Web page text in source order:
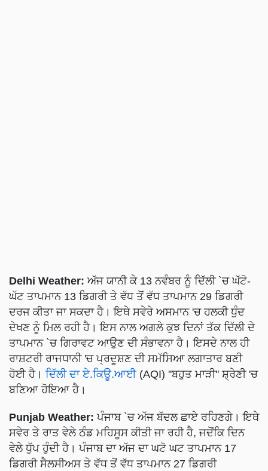
Delhi Weather: ਅੱਜ ਯਾਨੀ ਕੇ 13 ਨਵੰਬਰ ਨੂੰ ਦਿੱਲੀ `ਚ ਘੱਟੋ-
ਘੱਟ ਤਾਪਮਾਨ 13 ਡਿਗਰੀ ਤੇ ਵੱਧ ਤੋਂ ਵੱਧ ਤਾਪਮਾਨ 29 ਡਿਗਰੀ
ਦਰਜ ਕੀਤਾ ਜਾ ਸਕਦਾ ਹੈ। ਇਥੇ ਸਵੇਰੇ ਅਸਮਾਨ 'ਚ ਹਲਕੀ ਧੁੰਦ
ਦੇਖਣ ਨੂੰ ਮਿਲ ਰਹੀ ਹੈ। ਇਸ ਨਾਲ ਅਗਲੇ ਕੁਝ ਦਿਨਾਂ ਤੱਕ ਦਿੱਲੀ ਦੇ
ਤਾਪਮਾਨ `ਚ ਗਿਰਾਵਟ ਆਉਣ ਦੀ ਸੰਭਾਵਨਾ ਹੈ। ਇਸਦੇ ਨਾਲ ਹੀ
ਰਾਸ਼ਟਰੀ ਰਾਜਧਾਨੀ 'ਚ ਪ੍ਰਦੂਸ਼ਣ ਦੀ ਸਮੱਸਿਆ ਲਗਾਤਾਰ ਬਣੀ
ਹੋਈ ਹੈ। ਦਿੱਲੀ ਦਾ ਏ.ਕਿਊ.ਆਈ (AQI) ''ਬਹੁਤ ਮਾੜੀ'' ਸ਼੍ਰੇਣੀ 'ਚ
ਬਣਿਆ ਹੋਇਆ ਹੈ।
Punjab Weather: ਪੰਜਾਬ `ਚ ਅੱਜ ਬੱਦਲ ਛਾਏ ਰਹਿਣਗੇ। ਇਥੇ
ਸਵੇਰ ਤੇ ਰਾਤ ਵੇਲੇ ਠੰਡ ਮਹਿਸੂਸ ਕੀਤੀ ਜਾ ਰਹੀ ਹੈ, ਜਦੋਂਕਿ ਦਿਨ
ਵੇਲੇ ਧੁੱਪ ਹੁੰਦੀ ਹੈ। ਪੰਜਾਬ ਦਾ ਅੱਜ ਦਾ ਘਟੋ ਘਟ ਤਾਪਮਾਨ 17
ਡਿਗਰੀ ਸੈਲਸੀਅਸ ਤੇ ਵੱਧ ਤੋਂ ਵੱਧ ਤਾਪਮਾਨ 27 ਡਿਗਰੀ